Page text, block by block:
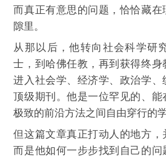
而真正有意思的问题，恰恰藏
隙里。
从那以后，他转向社会科学研
士，到哈佛任教，再到获得终
进入社会学、经济学、政治学
顶级期刊。他是一位罕见的、
极致的前沿方法之间自由穿行的学
但这篇文章真正打动人的地方，
而是他如何一步步找到自己的问